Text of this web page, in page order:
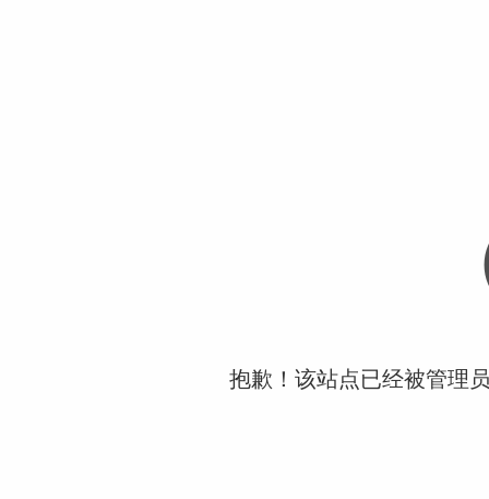
抱歉！该站点已经被管理